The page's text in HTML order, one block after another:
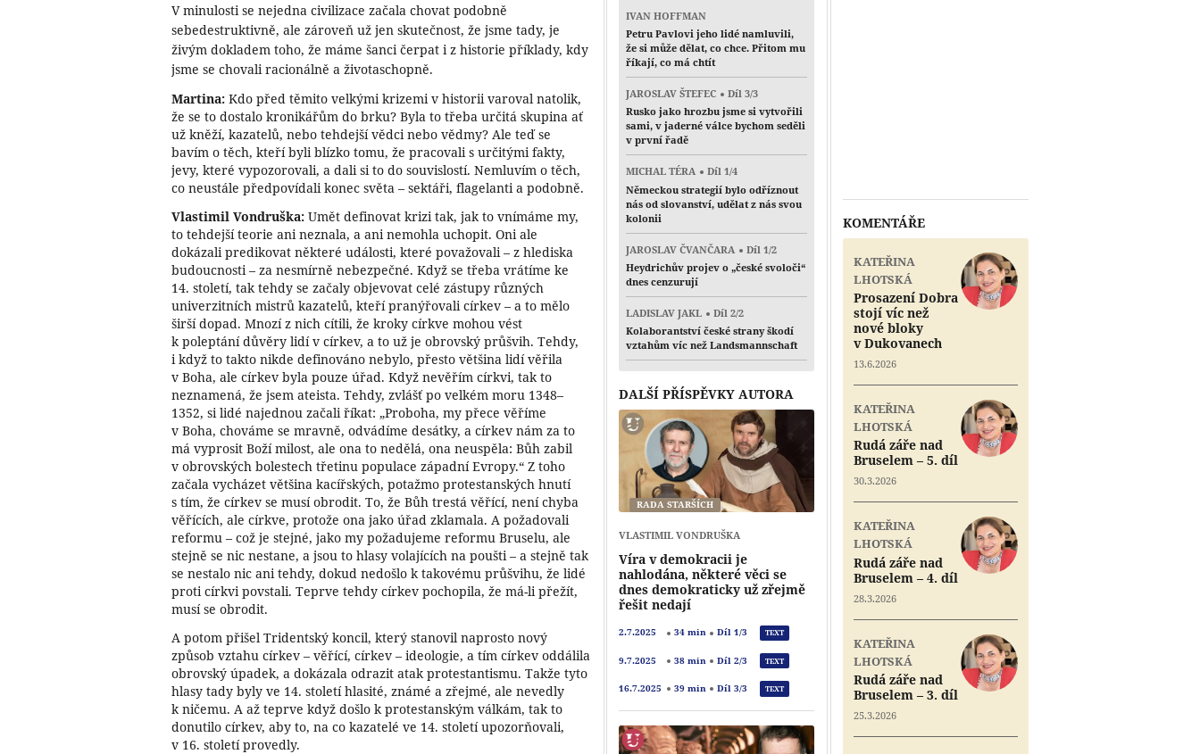
V minulosti se nejedna civilizace začala chovat podobně
sebedestruktivně, ale zároveň už jen skutečnost, že jsme tady, je
živým dokladem toho, že máme šanci čerpat i z historie příklady, kdy
jsme se chovali racionálně a životaschopně.
Martina: Kdo před těmito velkými krizemi v historii varoval natolik,
že se to dostalo kronikářům do brku? Byla to třeba určitá skupina ať
už kněží, kazatelů, nebo tehdejší vědci nebo vědmy? Ale teď se
bavím o těch, kteří byli blízko tomu, že pracovali s určitými fakty,
jevy, které vypozorovali, a dali si to do souvislostí. Nemluvím o těch,
co neustále předpovídali konec světa – sektáři, flagelanti a podobně.
Vlastimil Vondruška: Umět definovat krizi tak, jak to vnímáme my,
to tehdejší teorie ani neznala, a ani nemohla uchopit. Oni ale
dokázali predikovat některé události, které považovali – z hlediska
budoucnosti – za nesmírně nebezpečné. Když se třeba vrátíme ke
14. století, tak tehdy se začaly objevovat celé zástupy různých
univerzitních mistrů kazatelů, kteří pranýřovali církev – a to mělo
širší dopad. Mnozí z nich cítili, že kroky církve mohou vést
k poleptání důvěry lidí v církev, a to už je obrovský průšvih. Tehdy,
i když to takto nikde definováno nebylo, přesto většina lidí věřila
v Boha, ale církev byla pouze úřad. Když nevěřím církvi, tak to
neznamená, že jsem ateista. Tehdy, zvlášť po velkém moru 1348–
1352, si lidé najednou začali říkat: „Proboha, my přece věříme
v Boha, chováme se mravně, odvádíme desátky, a církev nám za to
má vyprosit Boží milost, ale ona to nedělá, ona neuspěla: Bůh zabil
v obrovských bolestech třetinu populace západní Evropy.“ Z toho
začala vycházet většina kacířských, potažmo protestanských hnutí
s tím, že církev se musí obrodit. To, že Bůh trestá věřící, není chyba
věřících, ale církve, protože ona jako úřad zklamala. A požadovali
reformu – což je stejné, jako my požadujeme reformu Bruselu, ale
stejně se nic nestane, a jsou to hlasy volajících na poušti – a stejně tak
se nestalo nic ani tehdy, dokud nedošlo k takovému průšvihu, že lidé
proti církvi povstali. Teprve tehdy církev pochopila, že má-li přežít,
musí se obrodit.
A potom přišel Tridentský koncil, který stanovil naprosto nový
způsob vztahu církev – věřící, církev – ideologie, a tím církev oddálila
obrovský úpadek, a dokázala odrazit atak protestantismu. Takže tyto
hlasy tady byly ve 14. století hlasité, známé a zřejmé, ale nevedly
k ničemu. A až teprve když došlo k protestanským válkám, tak to
donutilo církev, aby to, na co kazatelé ve 14. století upozorňovali,
v 16. století provedly.
IVAN HOFFMAN
Petru Pavlovi jeho lidé namluvili,
že si může dělat, co chce. Přitom mu
říkají, co má chtít
JAROSLAV ŠTEFEC
Díl 3/3
Rusko jako hrozbu jsme si vytvořili
sami, v jaderné válce bychom seděli
v první řadě
MICHAL TÉRA
Díl 1/4
Německou strategií bylo odříznout
nás od slovanství, udělat z nás svou
kolonii
JAROSLAV ČVANČARA
Díl 1/2
Heydrichův projev o „české svoloči“
dnes cenzurují
LADISLAV JAKL
Díl 2/2
Kolaborantství české strany škodí
vztahům víc než Landsmannschaft
DALŠÍ PŘÍSPĚVKY AUTORA
RADA STARŠÍCH
VLASTIMIL VONDRUŠKA
Víra v demokracii je
nahlodána, některé věci se
dnes demokraticky už zřejmě
řešit nedají
2.7.2025 34 min Díl 1/3 TEXT
9.7.2025 38 min Díl 2/3 TEXT
16.7.2025 39 min Díl 3/3 TEXT
KOMENTÁŘE
KATEŘINA
LHOTSKÁ
Prosazení Dobra
stojí víc než
nové bloky
v Dukovanech
13.6.2026
KATEŘINA
LHOTSKÁ
Rudá záře nad
Bruselem – 5. díl
30.3.2026
KATEŘINA
LHOTSKÁ
Rudá záře nad
Bruselem – 4. díl
28.3.2026
KATEŘINA
LHOTSKÁ
Rudá záře nad
Bruselem – 3. díl
25.3.2026